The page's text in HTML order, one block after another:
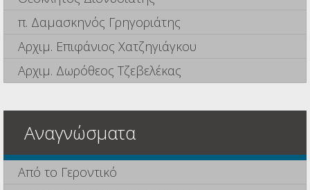
π. Δαμασκηνός Γρηγοριάτης
Αρχιμ. Επιφάνιος Χατζηγιάγκου
Αρχιμ. Δωρόθεος Τζεβελέκας
Αναγνώσματα
Από το Γεροντικό